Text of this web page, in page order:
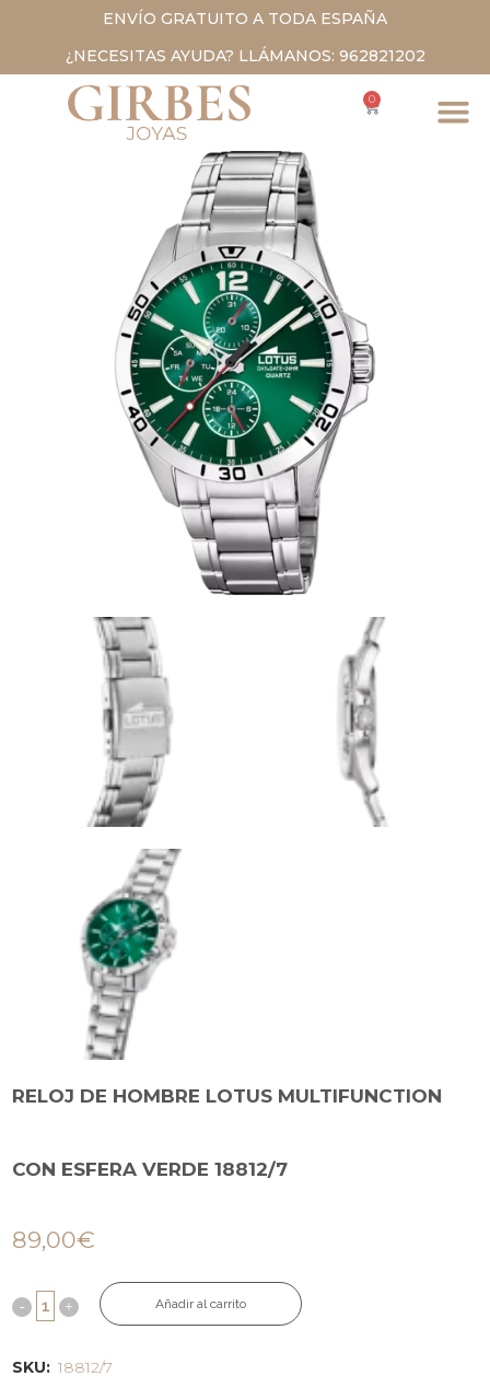
ENVÍO GRATUITO A TODA ESPAÑA
¿NECESITAS AYUDA? LLÁMANOS: 962821202
0
RELOJ DE HOMBRE LOTUS MULTIFUNCTION
CON ESFERA VERDE 18812/7
89,00€
Añadir al carrito
SKU: 18812/7